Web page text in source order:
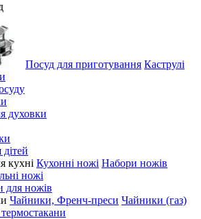
Посуд для приготування Каструлі
духовки
Кухонні ножі Набори ножів
ножі
для ножів
Чайники, Френч-преси Чайники (газ)